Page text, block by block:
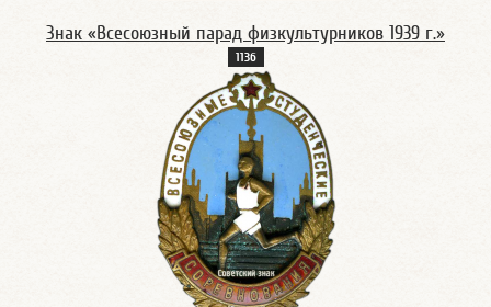
Знак «Всесоюзный парад физкультурников 1939 г.»
113б